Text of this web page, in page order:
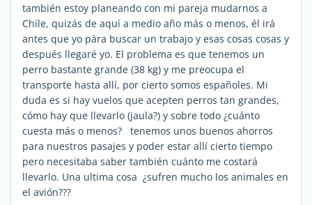
también estoy planeando con mi pareja mudarnos a
Chile, quizás de aquí a medio año más o menos, él irá
antes que yo pàra buscar un trabajo y esas cosas cosas y
después llegaré yo. El problema es que tenemos un
perro bastante grande (38 kg) y me preocupa el
transporte hasta allí, por cierto somos españoles. Mi
duda es si hay vuelos que acepten perros tan grandes,
cómo hay que llevarlo (jaula?) y sobre todo ¿cuánto
cuesta más o menos? tenemos unos buenos ahorros
para nuestros pasajes y poder estar allí cierto tiempo
pero necesitaba saber también cuánto me costará
llevarlo. Una ultima cosa ¿sufren mucho los animales en
el avión???